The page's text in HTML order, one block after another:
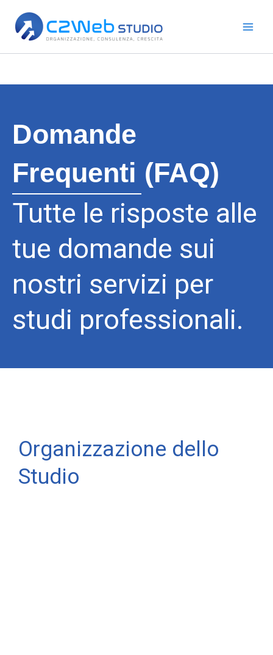
contenuto
Domande
Frequenti (FAQ)
Tutte le risposte alle
tue domande sui
nostri servizi per
studi professionali.
Organizzazione dello
Studio